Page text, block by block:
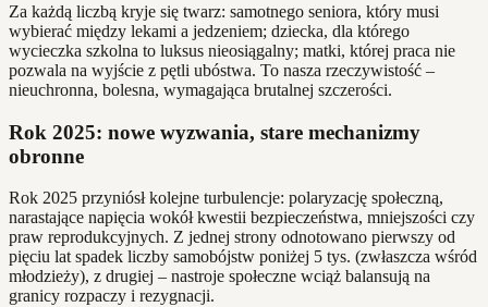
Za każdą liczbą kryje się twarz: samotnego seniora, który musi
wybierać między lekami a jedzeniem; dziecka, dla którego
wycieczka szkolna to luksus nieosiągalny; matki, której praca nie
pozwala na wyjście z pętli ubóstwa. To nasza rzeczywistość –
nieuchronna, bolesna, wymagająca brutalnej szczerości.
Rok 2025: nowe wyzwania, stare mechanizmy
obronne
Rok 2025 przyniósł kolejne turbulencje: polaryzację społeczną,
narastające napięcia wokół kwestii bezpieczeństwa, mniejszości czy
praw reprodukcyjnych. Z jednej strony odnotowano pierwszy od
pięciu lat spadek liczby samobójstw poniżej 5 tys. (zwłaszcza wśród
młodzieży), z drugiej – nastroje społeczne wciąż balansują na
granicy rozpaczy i rezygnacji.